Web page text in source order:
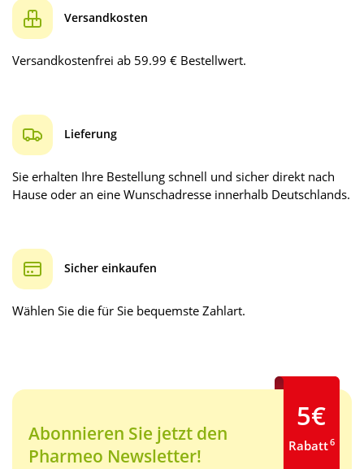
Versandkosten
Versandkostenfrei ab 59.99 € Bestellwert.
Lieferung
Sie erhalten Ihre Bestellung schnell und sicher direkt nach
Hause oder an eine Wunschadresse innerhalb Deutschlands.
Sicher einkaufen
Wählen Sie die für Sie bequemste Zahlart.
Abonnieren Sie jetzt den
Pharmeo Newsletter!
5€
Rabatt6